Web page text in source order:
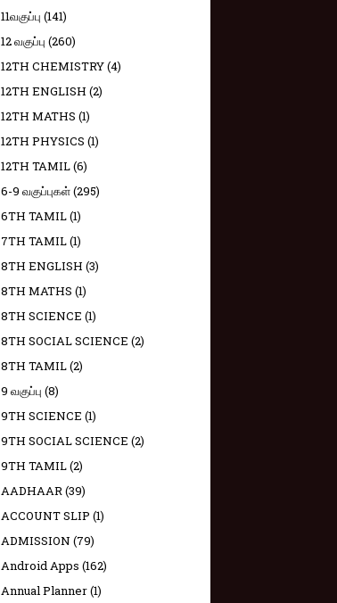
11வகுப்பு (141)
12 வகுப்பு (260)
12TH CHEMISTRY(4)
12TH ENGLISH (2)
12TH MATHS (1)
12TH PHYSICS (1)
12TH TAMIL(6)
6-9 வகுப்புகள்(295)
6TH TAMIL(1)
7TH TAMIL(1)
8TH ENGLISH (3)
8TH MATHS (1)
8TH SCIENCE (1)
8TH SOCIAL SCIENCE (2)
8TH TAMIL(2)
9 வகுப்பு (8)
9TH SCIENCE (1)
9TH SOCIAL SCIENCE (2)
9TH TAMIL(2)
AADHAAR(39)
ACCOUNT SLIP (1)
ADMISSION (79)
Android Apps (162)
Annual Planner(1)